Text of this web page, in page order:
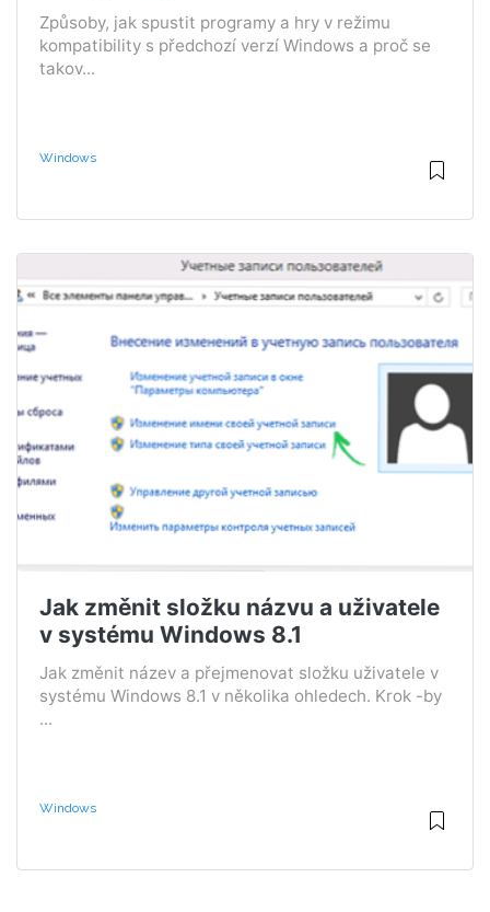
Způsoby, jak spustit programy a hry v režimu
kompatibility s předchozí verzí Windows a proč se
takov...
Windows
Jak změnit složku názvu a uživatele
v systému Windows 8.1
Jak změnit název a přejmenovat složku uživatele v
systému Windows 8.1 v několika ohledech. Krok -by
...
Windows